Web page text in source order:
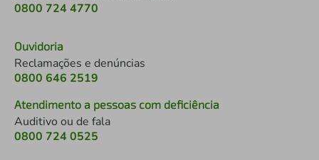
0800 724 4770
Ouvidoria
Reclamações e denúncias
0800 646 2519
Atendimento a pessoas com deficiência
Auditivo ou de fala
0800 724 0525